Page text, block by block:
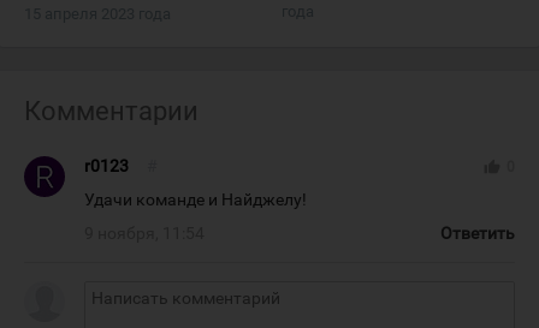
Комментарии
r0123
Удачи команде и Найджелу!
Ответить